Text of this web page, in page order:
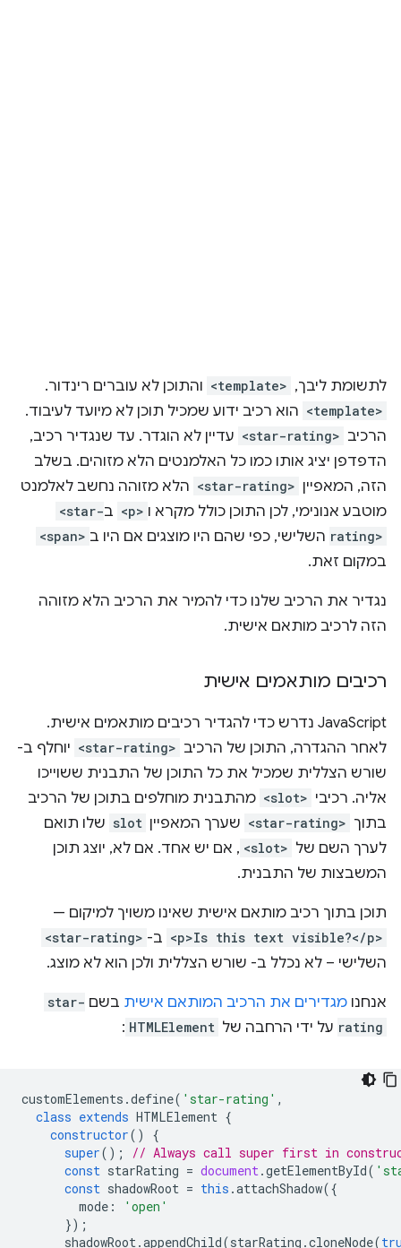
לתשומת ליבך, <template> והתוכן לא עוברים רינדור.
<template> הוא רכיב ידוע שמכיל תוכן לא מיועד לעיבוד.
הרכיב <star-rating> עדיין לא הוגדר. עד שנגדיר רכיב,
הדפדפן יציג אותו כמו כל האלמנטים הלא מזוהים. בשלב
הזה, המאפיין <star-rating> הלא מזוהה נחשב לאלמנט
מוטבע אנונימי, לכן התוכן כולל מקרא ו <p> ב<star-
rating> השלישי, כפי שהם היו מוצגים אם היו ב <span>
במקום זאת.
נגדיר את הרכיב שלנו כדי להמיר את הרכיב הלא מזוהה
הזה לרכיב מותאם אישית.
רכיבים מותאמים אישית
JavaScript נדרש כדי להגדיר רכיבים מותאמים אישית.
לאחר ההגדרה, התוכן של הרכיב <star-rating> יוחלף ב-
שורש הצללית שמכיל את כל התוכן של התבנית ששוייכו
אליה. רכיבי <slot> מהתבנית מוחלפים בתוכן של הרכיב
בתוך <star-rating> שערך המאפיין slot שלו תואם
לערך השם של <slot> , אם יש אחד. אם לא, יוצג תוכן
המשבצות של התבנית.
תוכן בתוך רכיב מותאם אישית שאינו משויך למיקום —
<p>Is this text visible?</p> ב- <star-rating>
השלישי – לא נכלל ב- שורש הצללית ולכן הוא לא מוצג.
אנחנו מגדירים את הרכיב המותאם אישית בשם star-
rating על ידי הרחבה של HTMLElement
:
customElements .define( 'star-rating' ,
class extends HTMLElement {
constructor()
{
super();
// Always call super first in
const starRating = document .getElementById(
const shadowRoot = this .attachShadow({
mode :
'open'
});
shadowRoot .appendChild(starRating .cloneNode(